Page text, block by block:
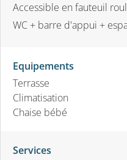
Accessible en fauteuil
WC + barre d'appui +
Equipements
Terrasse
Climatisation
Chaise bébé
Services